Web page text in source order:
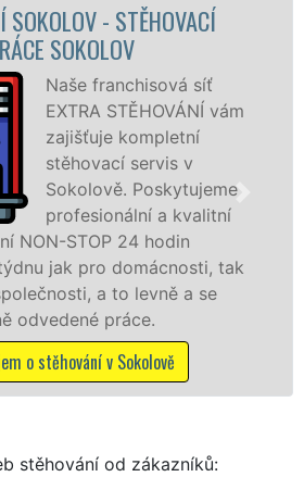
STĚHOVACÍ SLUŽBA
STĚHOVACÍ FIRMA
stěhovací
speciální
technikou.
služby zajišťujeme domácnostem i
celém okresu Sokolov se zárukou
franchisové sítě EXTRA STĚHOVÁNÍ.
Nabízíme stěhovací služby NON-
včetně víkendů a svátků bez
Mám zájem o stěhovací služby v